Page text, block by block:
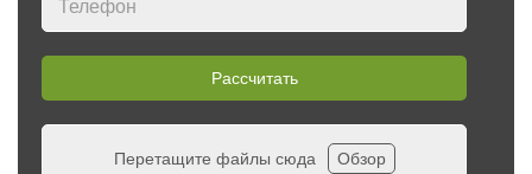
Рассчитать
Перетащите файлы сюда Обзор